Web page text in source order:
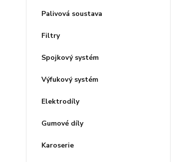
Palivová soustava
Filtry
Spojkový systém
Výfukový systém
Elektrodíly
Gumové díly
Karoserie